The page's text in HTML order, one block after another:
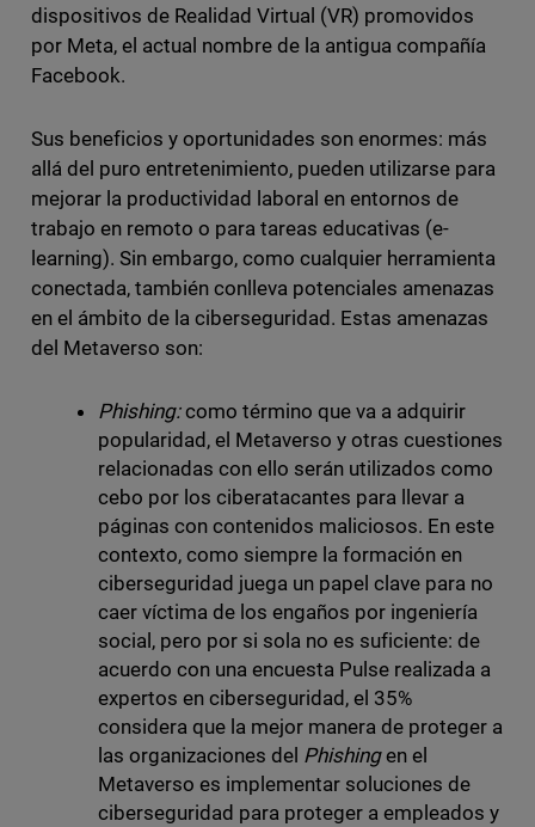
dispositivos de Realidad Virtual (VR) promovidos
por Meta, el actual nombre de la antigua compañía
Facebook.
Sus beneficios y oportunidades son enormes: más
allá del puro entretenimiento, pueden utilizarse para
mejorar la productividad laboral en entornos de
trabajo en remoto o para tareas educativas (e-
learning). Sin embargo, como cualquier herramienta
conectada, también conlleva potenciales amenazas
en el ámbito de la ciberseguridad. Estas amenazas
del Metaverso son:
Phishing:como término que va a adquirir
popularidad, el Metaverso y otras cuestiones
relacionadas con ello serán utilizados como
cebo por los ciberatacantes para llevar a
páginas con contenidos maliciosos. En este
contexto, como siempre la formación en
ciberseguridad juega un papel clave para no
caer víctima de los engaños por ingeniería
social, pero por si sola no es suficiente: de
acuerdo con una encuesta Pulse realizada a
expertos en ciberseguridad, el 35%
considera que la mejor manera de proteger a
las organizaciones del Phishingen el
Metaverso es implementar soluciones de
ciberseguridad para proteger a empleados y